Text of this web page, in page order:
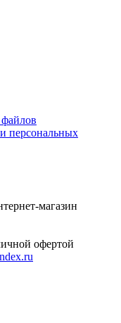
персональных
магазин
офертой